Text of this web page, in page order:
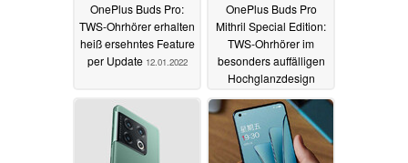
OnePlus Buds Pro:
TWS-Ohrhörer erhalten
heiß ersehntes Feature
per Update 12.01.2022
OnePlus Buds Pro
Mithril Special Edition:
TWS-Ohrhörer im
besonders auffälligen
Hochglanzdesign
11.01.2022